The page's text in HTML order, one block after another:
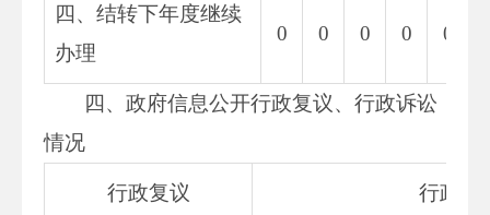
四、结转下年度继续
办理
0 0 0 0 0
四、政府信息公开行政复议、行政诉讼
情况
行政复议 行政诉